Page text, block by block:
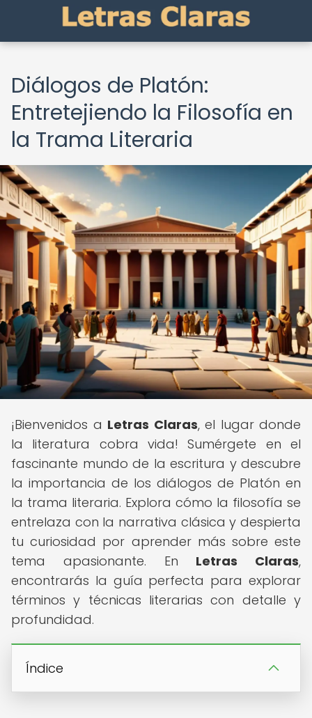
Diálogos de Platón:
Entretejiendo la Filosofía en
la Trama Literaria
¡Bienvenidos a Letras Claras, el lugar donde
la literatura cobra vida! Sumérgete en el
fascinante mundo de la escritura y descubre
la importancia de los diálogos de Platón en
la trama literaria. Explora cómo la filosofía se
entrelaza con la narrativa clásica y despierta
tu curiosidad por aprender más sobre este
tema apasionante. En Letras Claras,
encontrarás la guía perfecta para explorar
términos y técnicas literarias con detalle y
profundidad.
Índice